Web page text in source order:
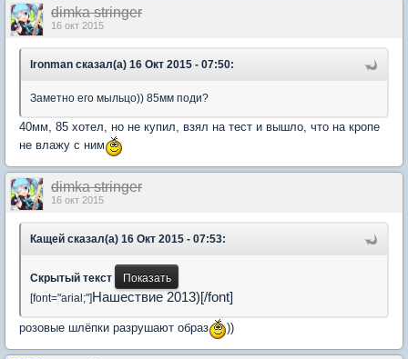
dimka stringer
16 окт 2015
lronman сказал(а) 16 Окт 2015 - 07:50:
Заметно его мыльцо)) 85мм поди?
40мм, 85 хотел, но не купил, взял на тест и вышло, что на кропе
не влажу с ним
dimka stringer
16 окт 2015
Кащей сказал(а) 16 Окт 2015 - 07:53:
Скрытый текст
[font="arial;"] Нашествие 2013)[/font]
розовые шлёпки разрушают образ ))